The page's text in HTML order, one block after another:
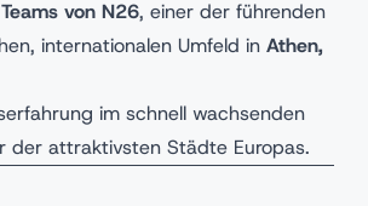
von N26, einer der führenden
internationalen Umfeld in Athen,
im schnell wachsenden
der attraktivsten Städte Europas.